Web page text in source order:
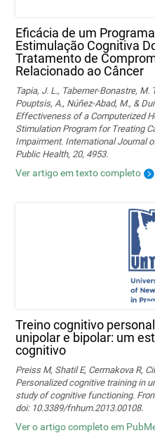
Eficácia de um
Estimulação Cognitiva
Tratamento de
Relacionado ao Câncer
Tapia, J. L., Taberner-Bonastre, M.
Pouptsis, A., Núñez-Abad, M., &
Effectiveness of a Computerized
Stimulation Program for Treating
Impairment. International Journal
Public Health, 20, 4953.
Ver artigo em texto completo
Treino cognitivo
unipolar e bipolar: um
cognitivo
Preiss M, Shatil E, Cermakova R,
Personalized cognitive training in
study of cognitive functioning.
doi: 10.3389/fnhum.2013.00108.
Ver o artigo completo em